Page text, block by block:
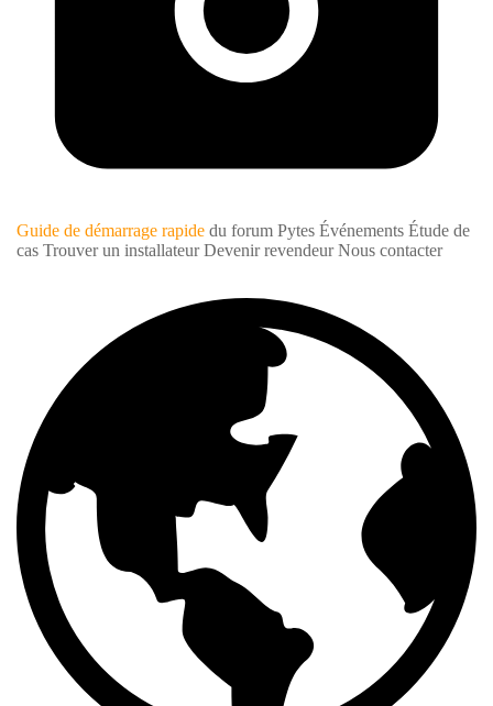
Guide de démarrage rapide du forum Pytes Événements Étude de
cas Trouver un installateur Devenir revendeur Nous contacter